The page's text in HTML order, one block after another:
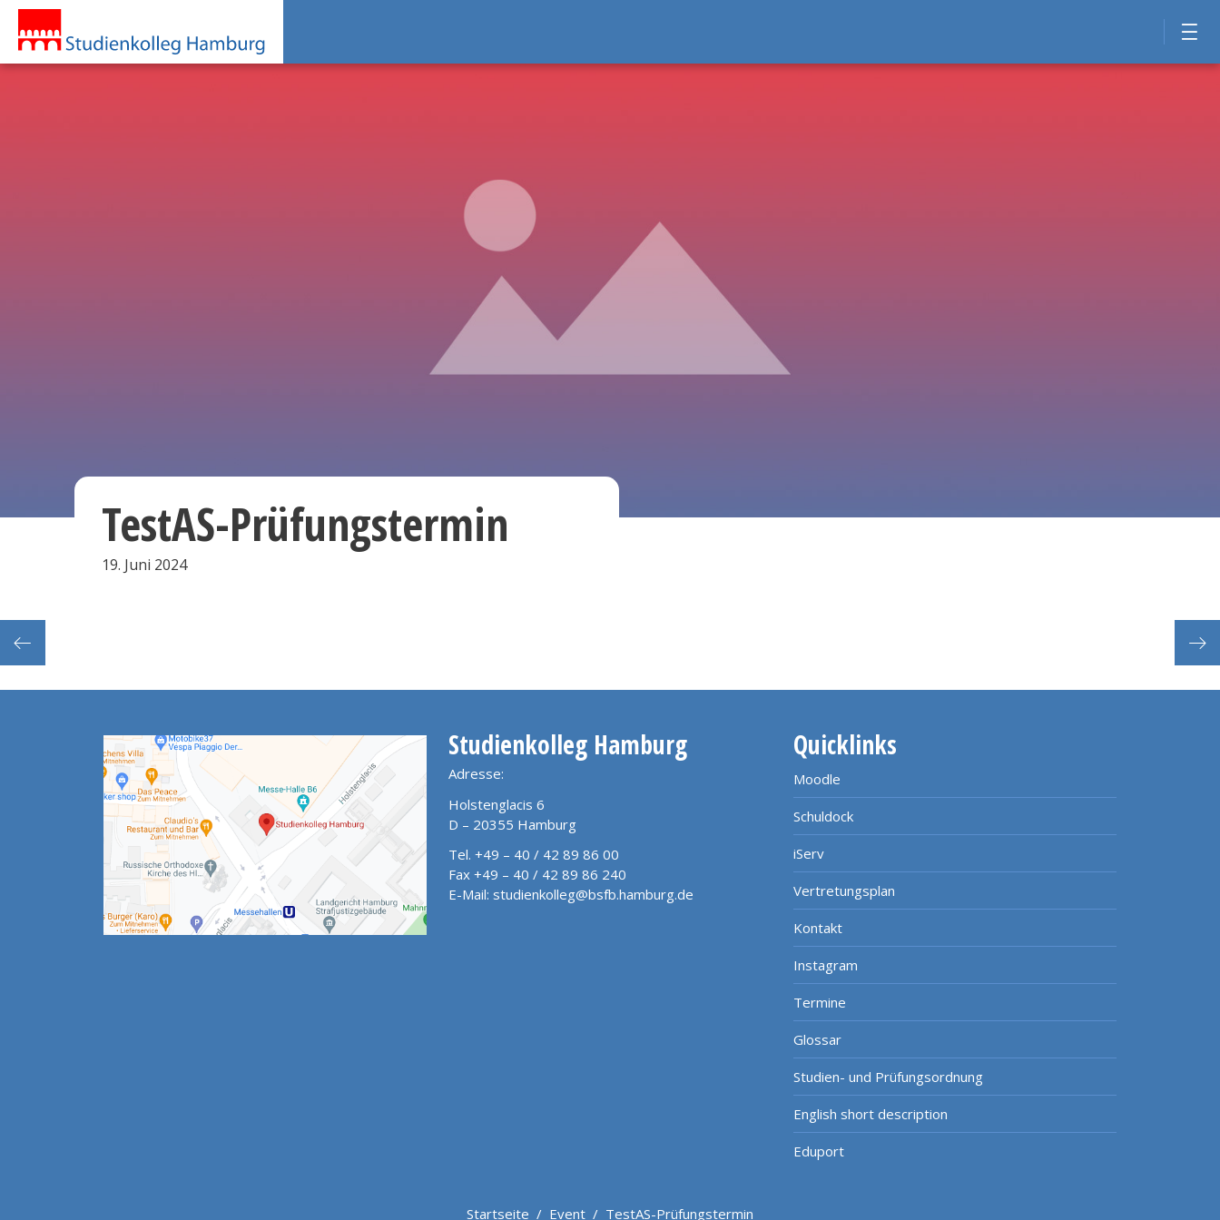
Infoveranstaltung: BAföG oder doch ein Stipendium
TestAS-Prüfungstermin
19. Juni 2024
Studienkolleg Hamburg
Adresse:
Holstenglacis 6
D – 20355 Hamburg
Tel. +49 – 40 / 42 89 86 00
Fax +49 – 40 / 42 89 86 240
E-Mail: studienkolleg@bsfb.hamburg.de
Quicklinks
Moodle
Schuldock
iServ
Vertretungsplan
Kontakt
Instagram
Termine
Glossar
Studien- und Prüfungsordnung
English short description
Eduport
Startseite / Event / TestAS-Prüfungstermin